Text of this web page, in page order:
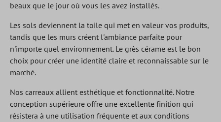
beaux que le jour où vous les avez installés.
Les sols deviennent la toile qui met en valeur vos produits,
tandis que les murs créent l'ambiance parfaite pour
n'importe quel environnement. Le grès cérame est le bon
choix pour créer une identité claire et reconnaissable sur le
marché.
Nos carreaux allient esthétique et fonctionnalité. Notre
conception supérieure offre une excellente finition qui
résistera à une utilisation fréquente et aux conditions